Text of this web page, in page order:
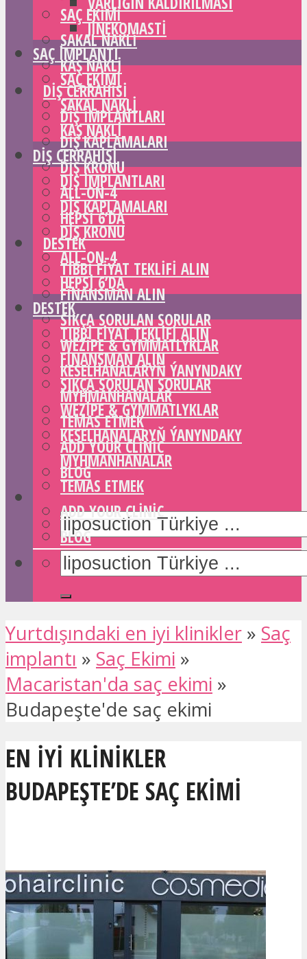
SAÇ EKIMI
SAKAL NAKLI
KAŞ NAKLI
DIŞ CERRAHISI
DIŞ IMPLANTLARI
DIŞ KAPLAMALARI
DIŞ KRONU
ALL-ON-4
HEPSI 6’DA
DESTEK
TIBBI FIYAT TEKLIFI ALIN
FINANSMAN ALIN
SIKÇA SORULAN SORULAR
WEZIPE & GYMMATLYKLAR
KESELHANALARYŇ ÝANYNDAKY
MYHMANHANALAR
TEMAS ETMEK
ADD YOUR CLINIC
BLOG
JINEKOMASTI
SAÇ IMPLANTI
SAÇ EKIMI
SAKAL NAKLI
KAŞ NAKLI
DIŞ CERRAHISI
DIŞ IMPLANTLARI
DIŞ KAPLAMALARI
DIŞ KRONU
ALL-ON-4
HEPSI 6’DA
DESTEK
TIBBI FIYAT TEKLIFI ALIN
FINANSMAN ALIN
SIKÇA SORULAN SORULAR
WEZIPE & GYMMATLYKLAR
KESELHANALARYŇ ÝANYNDAKY
MYHMANHANALAR
TEMAS ETMEK
ADD YOUR CLINIC
BLOG
Yurtdışındaki en iyi klinikler » Saç
implantı » Saç Ekimi »
Macaristan'da saç ekimi »
Budapeşte'de saç ekimi
EN IYI KLINIKLER
BUDAPEŞTE’DE SAÇ EKIMI